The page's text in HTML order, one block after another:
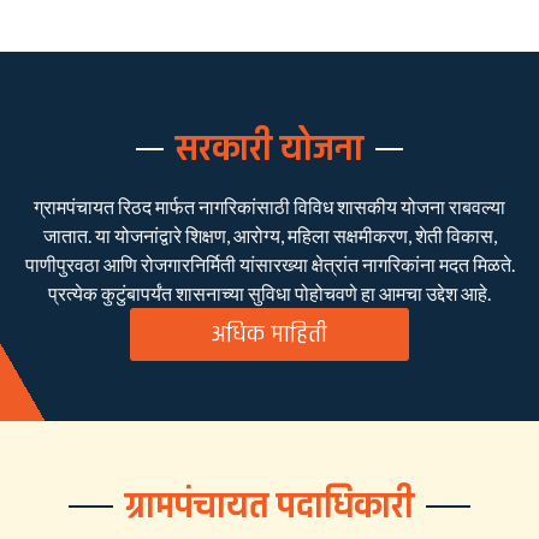
सरकारी योजना
ग्रामपंचायत रिठद मार्फत नागरिकांसाठी विविध शासकीय योजना राबवल्या
जातात. या योजनांद्वारे शिक्षण, आरोग्य, महिला सक्षमीकरण, शेती विकास,
पाणीपुरवठा आणि रोजगारनिर्मिती यांसारख्या क्षेत्रांत नागरिकांना मदत मिळते.
प्रत्येक कुटुंबापर्यंत शासनाच्या सुविधा पोहोचवणे हा आमचा उद्देश आहे.
अधिक माहिती
ग्रामपंचायत पदाधिकारी